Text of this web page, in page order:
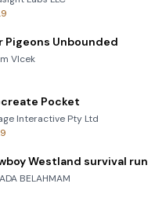
Pigeons Unbounded
Vlcek
Pocket
Interactive Pty Ltd
Westland survival run
BELAHMAM